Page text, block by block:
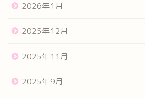
2026年1月
2025年12月
2025年11月
2025年9月